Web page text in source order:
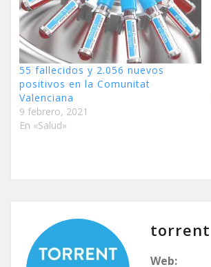
55 fallecidos y 2.056 nuevos
positivos en la Comunitat
Valenciana
9 febrero, 2021
En «Salud»
torrent
Web: